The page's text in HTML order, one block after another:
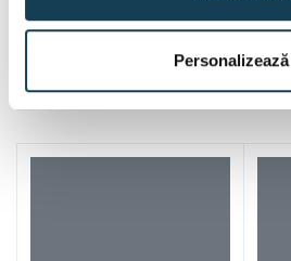
Personalizează
Alti clienti au vizitat si